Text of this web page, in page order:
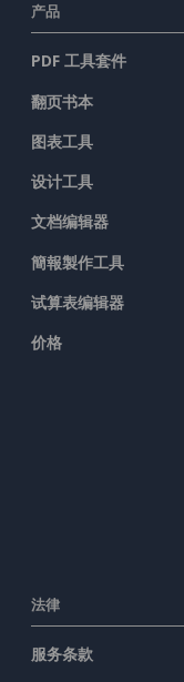
产品
PDF 工具套件
翻页书本
图表工具
设计工具
文档编辑器
簡報製作工具
试算表编辑器
价格
法律
服务条款